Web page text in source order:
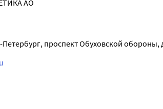
предотвращает повреждение
АО
Петербург, проспект Обуховской обороны,